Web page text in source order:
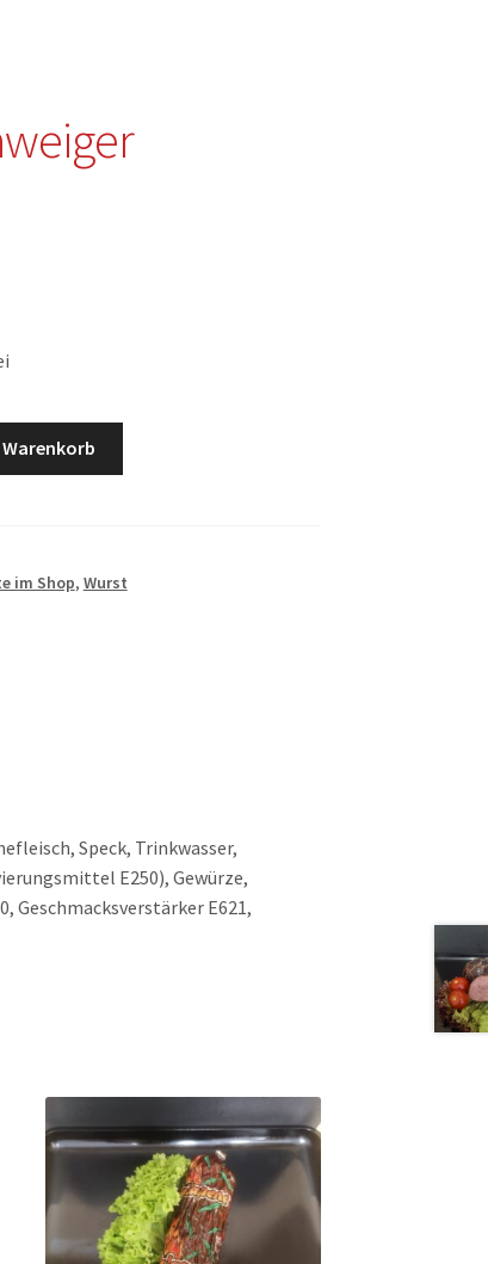
Warenkorb
im Shop, Wurst
Speck, Trinkwasser,
E250), Gewürze,
Geschmacksverstärker E621,